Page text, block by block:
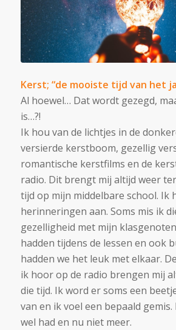
Kerst; “de mooiste tijd van het
Al hoewel… Dat wordt gezegd,
is…?!
Ik hou van de lichtjes in de
versierde kerstboom, gezellig
romantische kerstfilms en de
radio. Dit brengt mij altijd weer
tijd op mijn middelbare school. Ik
herinneringen aan. Soms mis ik
gezelligheid met mijn
hadden tijdens de lessen en ook
hadden we het leuk met elkaar.
ik hoor op de radio brengen mij
die tijd. Ik word er soms een
van en ik voel een bepaald
wel had en nu niet meer.